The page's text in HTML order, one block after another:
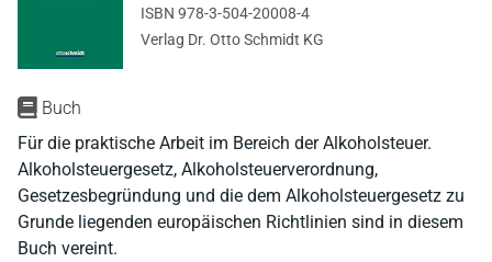
Buch
Für die praktische Arbeit im Bereich der Alkoholsteuer.
Alkoholsteuergesetz, Alkoholsteuerverordnung,
Gesetzesbegründung und die dem Alkoholsteuergesetz zu
Grunde liegenden europäischen Richtlinien sind in diesem
Buch vereint.
ISBN 978-3-504-20008-4
Verlag Dr. Otto Schmidt KG